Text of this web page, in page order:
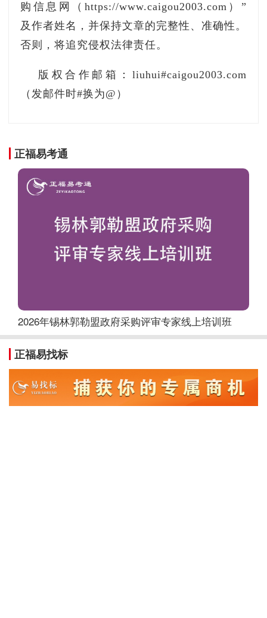
购信息网（https://www.caigou2003.com）”
及作者姓名，并保持文章的完整性、准确性。
否则，将追究侵权法律责任。
版权合作邮箱：liuhui#caigou2003.com
（发邮件时#换为@）
正福易考通
2026年锡林郭勒盟政府采购评审专家线上培训班
正福易找标